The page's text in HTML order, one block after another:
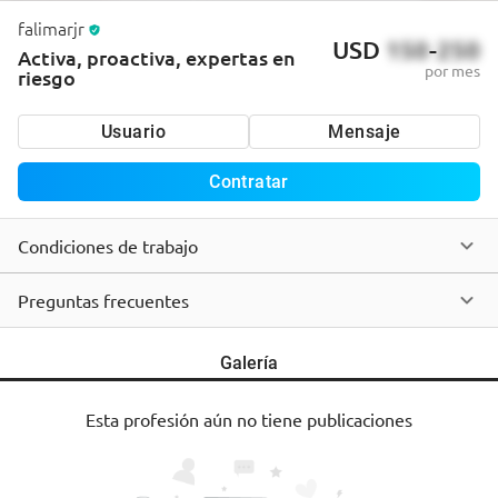
falimarjr
Activa, proactiva, expertas en
riesgo
USD 150-250
por mes
Usuario Mensaje
Contratar
Condiciones de trabajo
Preguntas frecuentes
Galería
Esta profesión aún no tiene publicaciones